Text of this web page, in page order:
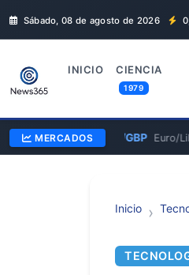
Sábado, 08 de agosto de 2026
INICIO CIENCIA
1979
MERCADOSEUR/GBP Euro/
Inicio